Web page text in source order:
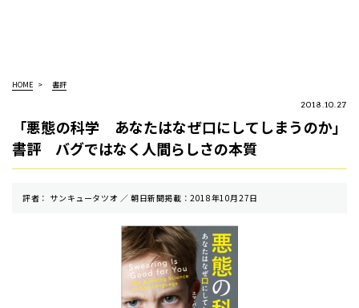
HOME 書評
2018.10.27
「悪態の科学 あなたはなぜ口にしてしまうのか」
書評 バグではなく人間らしさの本質
評者： サンキュータツオ ／ 朝⽇新聞掲載：2018年10月27日